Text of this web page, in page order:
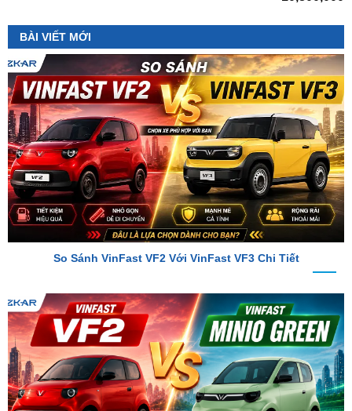
So Sánh VinFast VF2 Với VinFast VF3 Chi Tiết